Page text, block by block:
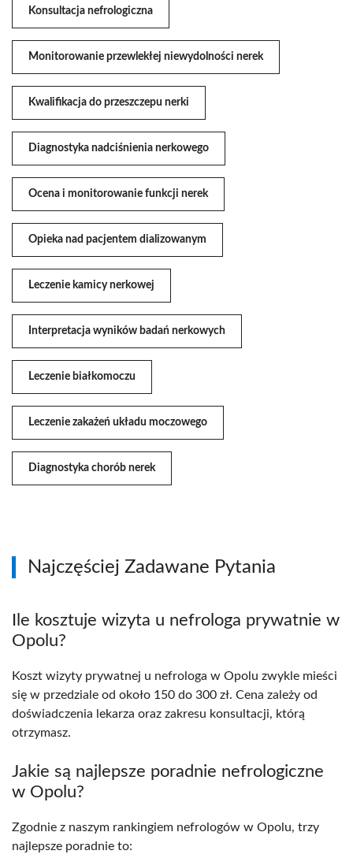
Konsultacja nefrologiczna
Monitorowanie przewlekłej niewydolności nerek
Kwalifikacja do przeszczepu nerki
Diagnostyka nadciśnienia nerkowego
Ocena i monitorowanie funkcji nerek
Opieka nad pacjentem dializowanym
Leczenie kamicy nerkowej
Interpretacja wyników badań nerkowych
Leczenie białkomoczu
Leczenie zakażeń układu moczowego
Diagnostyka chorób nerek
Najczęściej Zadawane Pytania
Ile kosztuje wizyta u nefrologa prywatnie w
Opolu?
Koszt wizyty prywatnej u nefrologa w Opolu zwykle mieści
się w przedziale od około 150 do 300 zł. Cena zależy od
doświadczenia lekarza oraz zakresu konsultacji, którą
otrzymasz.
Jakie są najlepsze poradnie nefrologiczne
w Opolu?
Zgodnie z naszym rankingiem nefrologów w Opolu, trzy
najlepsze poradnie to: